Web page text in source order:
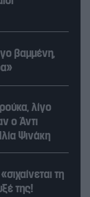
βαμμένη,
λίγο
ο Άντι
Ψινάκη
τη
της!